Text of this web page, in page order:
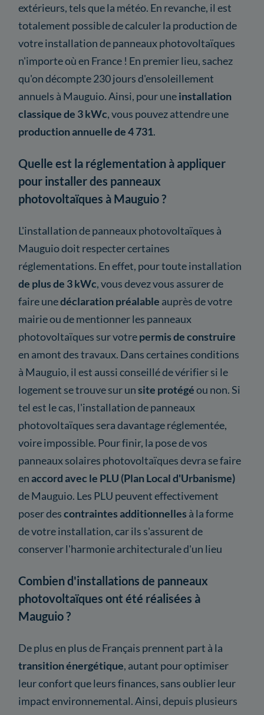
extérieurs, tels que la météo. En revanche, il est
totalement possible de calculer la production de
votre installation de panneaux photovoltaïques
n'importe où en France ! En premier lieu, sachez
qu'on décompte 230 jours d'ensoleillement
annuels à Mauguio. Ainsi, pour uneinstallation
classique de 3 kWc, vous pouvez attendre une
production annuelle de 4 731.
Quelle est la réglementation à appliquer
pour installer des panneaux
photovoltaïques à Mauguio ?
L'installation de panneaux photovoltaïques à
Mauguio doit respecter certaines
réglementations. En effet, pour toute installation
de plus de 3 kWc, vous devez vous assurer de
faire unedéclaration préalable auprès de votre
mairie ou de mentionner les panneaux
photovoltaïques sur votrepermis de construire
en amont des travaux. Dans certaines conditions
à Mauguio, il est aussi conseillé de vérifier si le
logement se trouve sur unsite protégéou non. Si
tel est le cas, l'installation de panneaux
photovoltaïques sera davantage réglementée,
voire impossible. Pour finir, la pose de vos
panneaux solaires photovoltaïques devra se faire
enaccord avec le PLU (Plan Local d'Urbanisme)
de Mauguio. Les PLU peuvent effectivement
poser descontraintes additionnelles à la forme
de votre installation, car ils s'assurent de
conserver l'harmonie architecturale d'un lieu
Combien d'installations de panneaux
photovoltaïques ont été réalisées à
Mauguio ?
De plus en plus de Français prennent part à la
transition énergétique, autant pour optimiser
leur confort que leurs finances, sans oublier leur
impact environnemental. Ainsi, depuis plusieurs